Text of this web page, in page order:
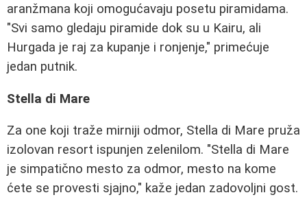
aranžmana koji omogućavaju posetu piramidama.
"Svi samo gledaju piramide dok su u Kairu, ali
Hurgada je raj za kupanje i ronjenje," primećuje
jedan putnik.
Stella di Mare
Za one koji traže mirniji odmor, Stella di Mare pruža
izolovan resort ispunjen zelenilom. "Stella di Mare
je simpatično mesto za odmor, mesto na kome
ćete se provesti sjajno," kaže jedan zadovoljni gost.